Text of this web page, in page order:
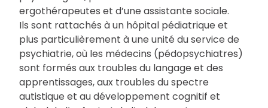
ergothérapeutes et d’une assistante sociale.
Ils sont rattachés à un hôpital pédiatrique et
plus particulièrement à une unité du service de
psychiatrie, où les médecins (pédopsychiatres)
sont formés aux troubles du langage et des
apprentissages, aux troubles du spectre
autistique et au développement cognitif et